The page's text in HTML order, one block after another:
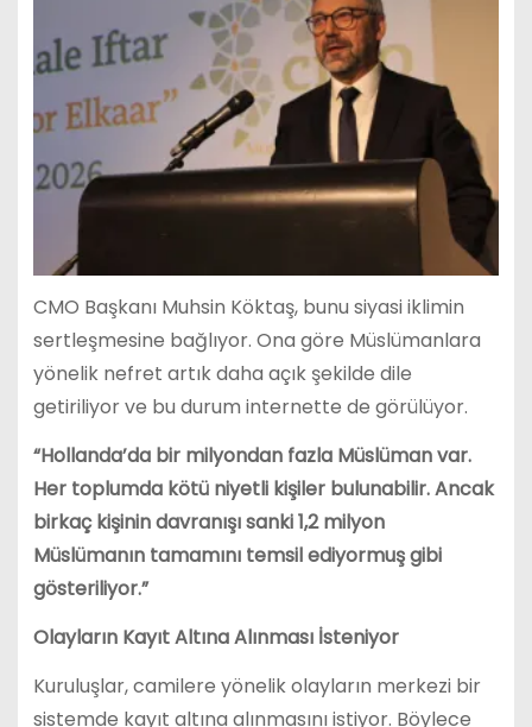
CMO Başkanı Muhsin Köktaş, bunu siyasi iklimin
sertleşmesine bağlıyor. Ona göre Müslümanlara
yönelik nefret artık daha açık şekilde dile
getiriliyor ve bu durum internette de görülüyor.
“Hollanda’da bir milyondan fazla Müslüman var.
Her toplumda kötü niyetli kişiler bulunabilir. Ancak
birkaç kişinin davranışı sanki 1,2 milyon
Müslümanın tamamını temsil ediyormuş gibi
gösteriliyor.”
Olayların Kayıt Altına Alınması İsteniyor
Kuruluşlar, camilere yönelik olayların merkezi bir
sistemde kayıt altına alınmasını istiyor. Böylece